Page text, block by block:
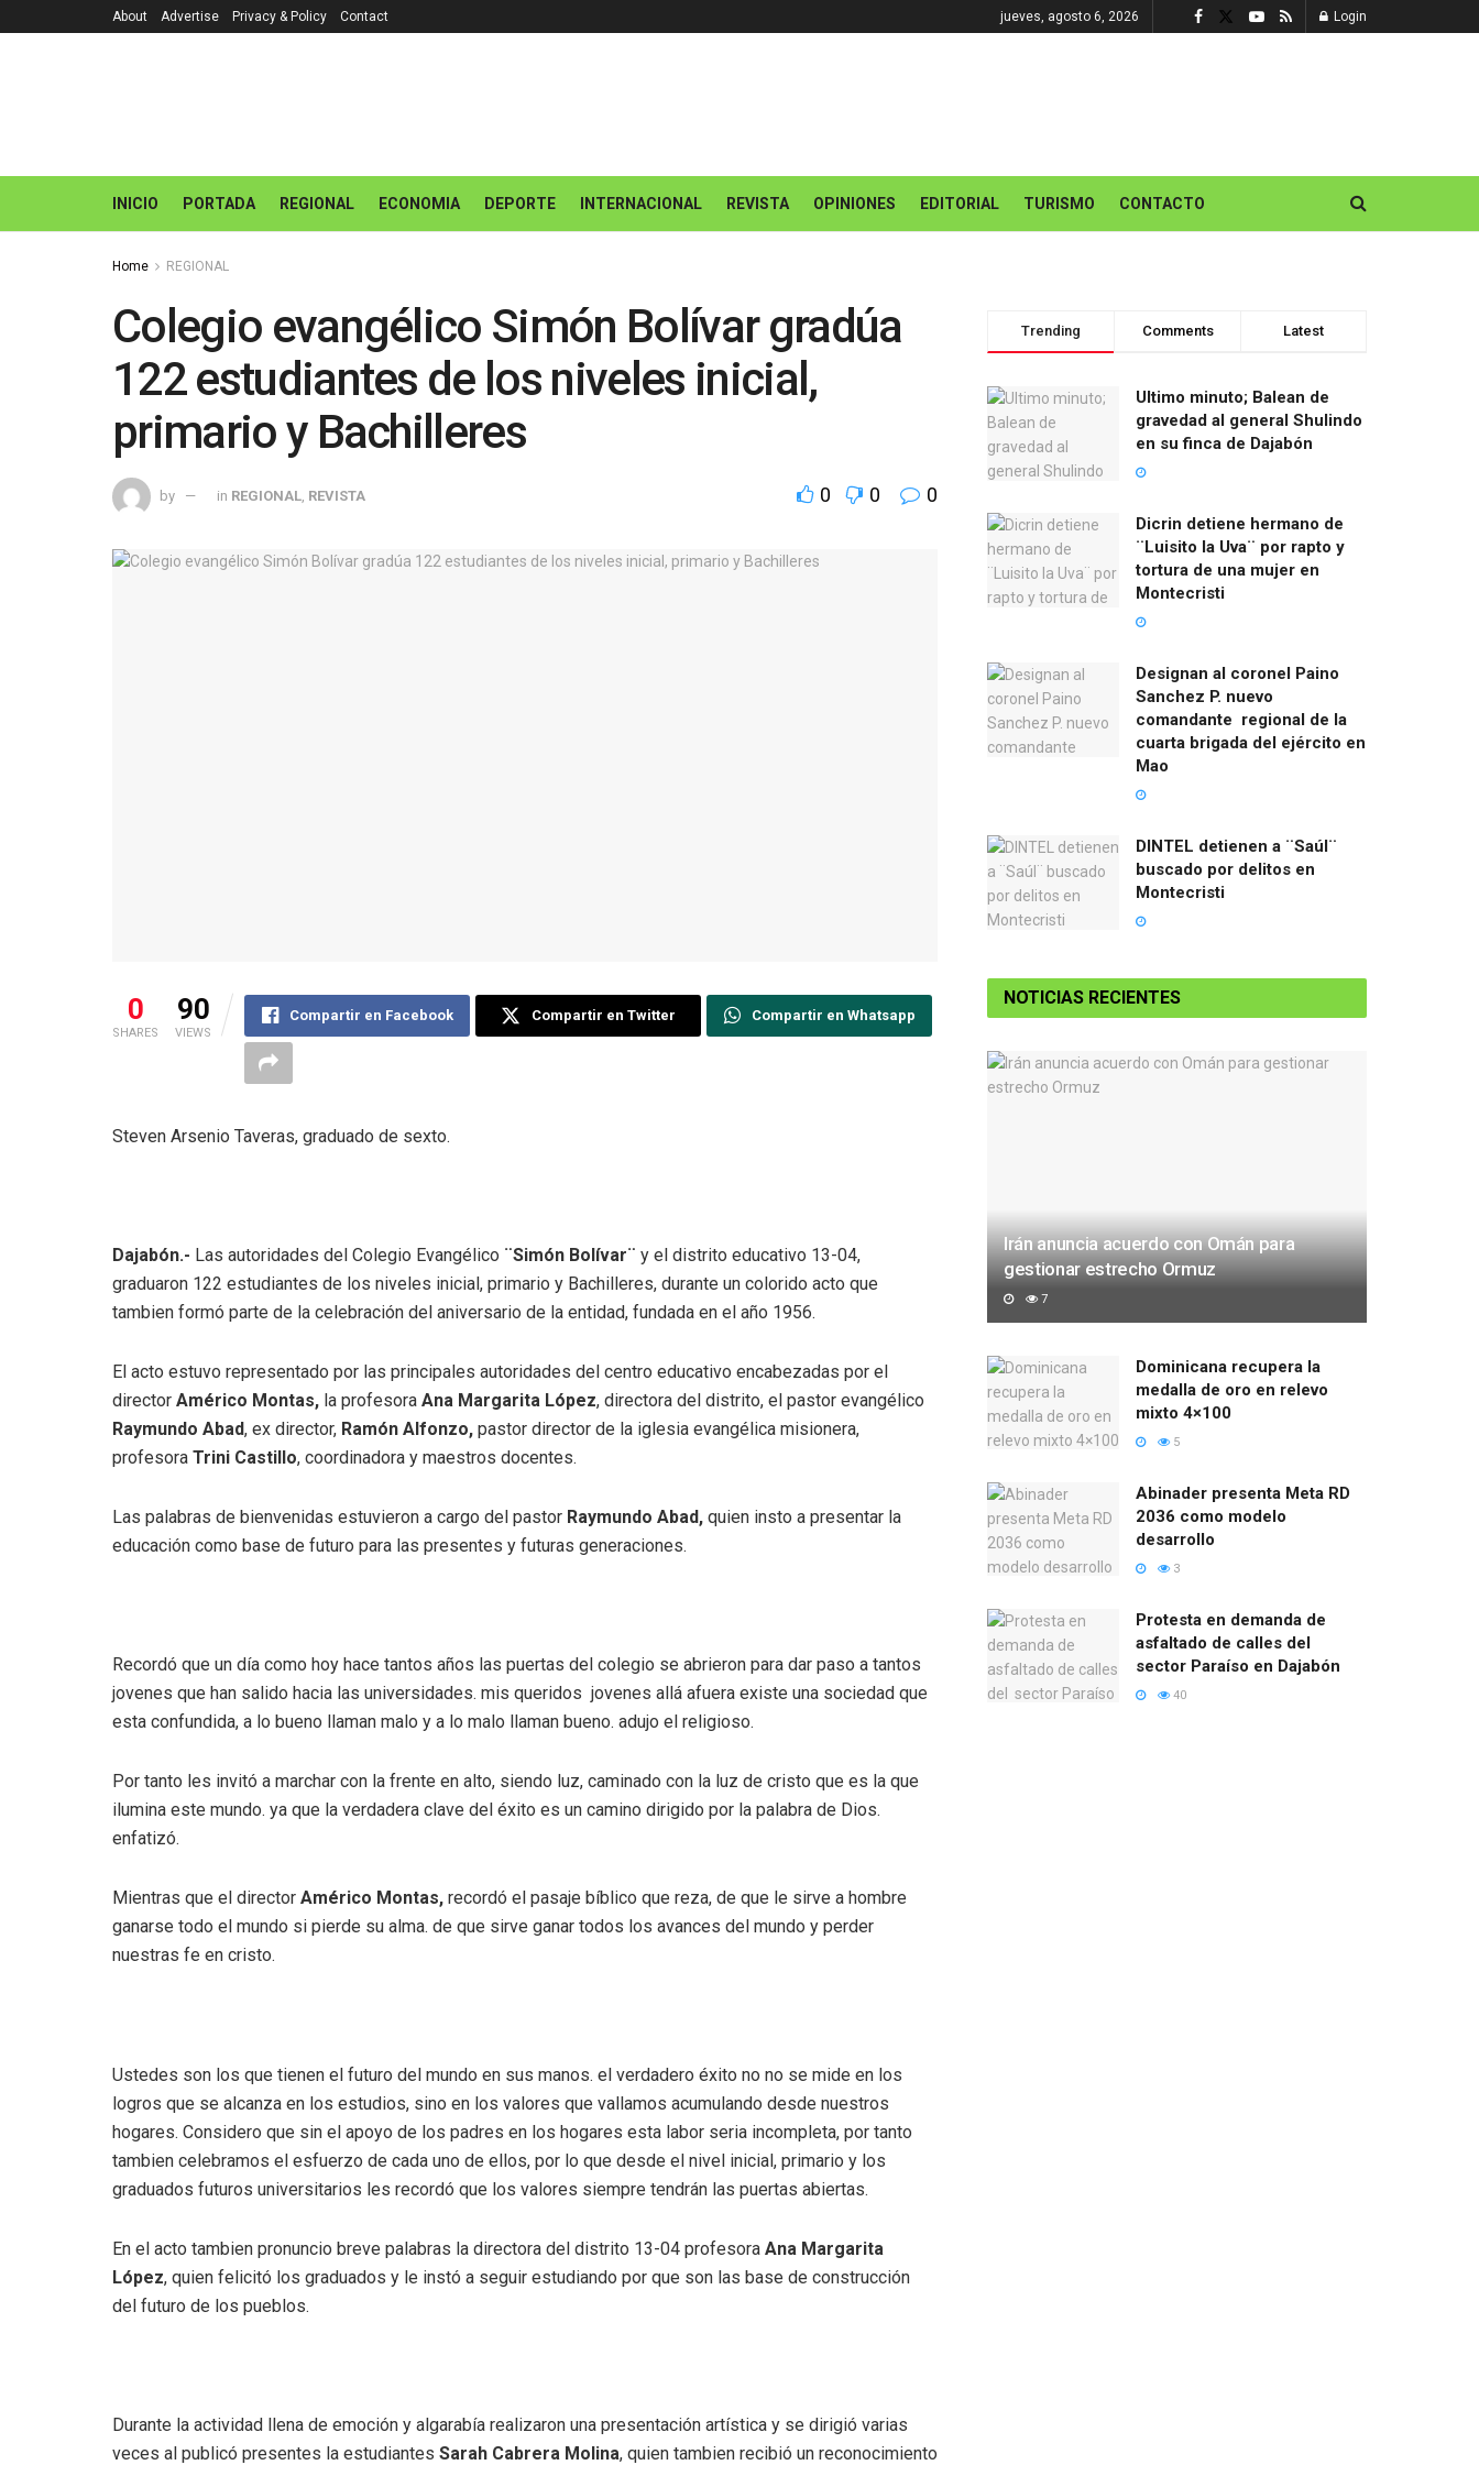
About Advertise Privacy & Policy Contact jueves, agosto 6, 2026 Login
INICIO PORTADA REGIONAL ECONOMIA DEPORTE INTERNACIONAL REVISTA OPINIONES EDITORIAL TURISMO CONTACTO
Home REGIONAL
Colegio evangélico Simón Bolívar gradúa
122 estudiantes de los niveles inicial,
primario y Bachilleres
by in REGIONAL REVISTA 0 0 0
0
SHARES
90
VIEWS
Compartir en Facebook Compartir en Twitter Compartir en Whatsapp
Steven Arsenio Taveras, graduado de sexto.
Dajabón.- Las autoridades del Colegio Evangélico ¨Simón Bolívar¨ y el distrito educativo 13-04,
graduaron 122 estudiantes de los niveles inicial, primario y Bachilleres, durante un colorido acto que
tambien formó parte de la celebración del aniversario de la entidad, fundada en el año 1956.
El acto estuvo representado por las principales autoridades del centro educativo encabezadas por el
director Américo Montas, la profesora Ana Margarita López, directora del distrito, el pastor evangélico
Raymundo Abad, ex director, Ramón Alfonzo, pastor director de la iglesia evangélica misionera,
profesora Trini Castillo, coordinadora y maestros docentes.
Las palabras de bienvenidas estuvieron a cargo del pastor Raymundo Abad, quien insto a presentar la
educación como base de futuro para las presentes y futuras generaciones.
Recordó que un día como hoy hace tantos años las puertas del colegio se abrieron para dar paso a tantos
jovenes que han salido hacia las universidades. mis queridos jovenes allá afuera existe una sociedad que
esta confundida, a lo bueno llaman malo y a lo malo llaman bueno. adujo el religioso.
Por tanto les invitó a marchar con la frente en alto, siendo luz, caminado con la luz de cristo que es la que
ilumina este mundo. ya que la verdadera clave del éxito es un camino dirigido por la palabra de Dios.
enfatizó.
Mientras que el director Américo Montas, recordó el pasaje bíblico que reza, de que le sirve a hombre
ganarse todo el mundo si pierde su alma. de que sirve ganar todos los avances del mundo y perder
nuestras fe en cristo.
Ustedes son los que tienen el futuro del mundo en sus manos. el verdadero éxito no no se mide en los
logros que se alcanza en los estudios, sino en los valores que vallamos acumulando desde nuestros
hogares. Considero que sin el apoyo de los padres en los hogares esta labor seria incompleta, por tanto
tambien celebramos el esfuerzo de cada uno de ellos, por lo que desde el nivel inicial, primario y los
graduados futuros universitarios les recordó que los valores siempre tendrán las puertas abiertas.
En el acto tambien pronuncio breve palabras la directora del distrito 13-04 profesora Ana Margarita
López, quien felicitó los graduados y le instó a seguir estudiando por que son las base de construcción
del futuro de los pueblos.
Durante la actividad llena de emoción y algarabía realizaron una presentación artística y se dirigió varias
veces al publicó presentes la estudiantes Sarah Cabrera Molina, quien tambien recibió un reconocimiento
Trending Comments Latest
Ultimo minuto; Balean de
gravedad al general Shulindo
en su finca de Dajabón
Dicrin detiene hermano de
¨Luisito la Uva¨ por rapto y
tortura de una mujer en
Montecristi
Designan al coronel Paino
Sanchez P. nuevo
comandante regional de la
cuarta brigada del ejército en
Mao
DINTEL detienen a ¨Saúl¨
buscado por delitos en
Montecristi
NOTICIAS RECIENTES
Irán anuncia acuerdo con Omán para
gestionar estrecho Ormuz
7
Dominicana recupera la
medalla de oro en relevo
mixto 4×100
5
Abinader presenta Meta RD
2036 como modelo
desarrollo
3
Protesta en demanda de
asfaltado de calles del
sector Paraíso en Dajabón
40